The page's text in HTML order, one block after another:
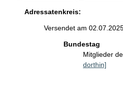
Adressatenkreis:
Versendet am
Bundestag
Mitglieder
dorthin]